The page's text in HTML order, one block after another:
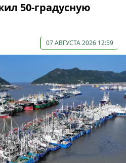
50-градусную
07 АВГУСТА 2026 12:59